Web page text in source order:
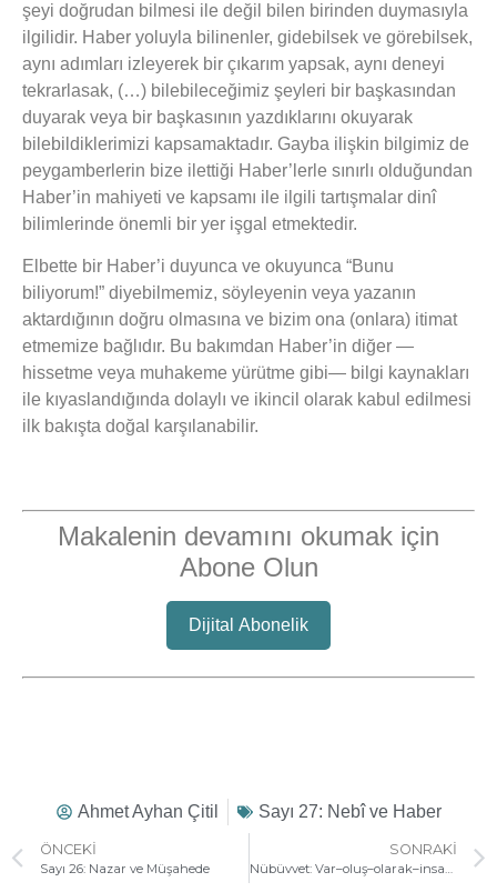
şeyi doğrudan bilmesi ile değil bilen birinden duymasıyla
ilgilidir. Haber yoluyla bilinenler, gidebilsek ve görebilsek,
aynı adımları izleyerek bir çıkarım yapsak, aynı deneyi
tekrarlasak, (…) bilebileceğimiz şeyleri bir başkasından
duyarak veya bir başkasının yazdıklarını okuyarak
bilebildiklerimizi kapsamaktadır. Gayba ilişkin bilgimiz de
peygamberlerin bize ilettiği Haber’lerle sınırlı olduğundan
Haber’in mahiyeti ve kapsamı ile ilgili tartışmalar dinî
bilimlerinde önemli bir yer işgal etmektedir.
Elbette bir Haber’i duyunca ve okuyunca “Bunu
biliyorum!” diyebilmemiz, söyleyenin veya yazanın
aktardığının doğru olmasına ve bizim ona (onlara) itimat
etmemize bağlıdır. Bu bakımdan Haber’in diğer —
hissetme veya muhakeme yürütme gibi— bilgi kaynakları
ile kıyaslandığında dolaylı ve ikincil olarak kabul edilmesi
ilk bakışta doğal karşılanabilir.
Makalenin devamını okumak için
Abone Olun
Dijital Abonelik
Ahmet Ayhan Çitil Sayı 27: Nebî ve Haber
ÖNCEKI
Sayı 26: Nazar ve Müşahede
SONRAKI
Nübüvvet: Var–oluş–olarak–insan İçin Bir İstikâmet Teklifi